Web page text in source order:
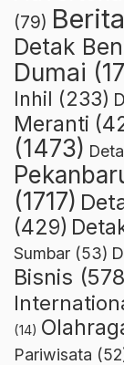
(79) Berita
Detak
Dumai
Inhil (233)
Meranti
(1473)
(1717)
(429)
Sumbar (53)
Bisnis
(14)
Pariwisata